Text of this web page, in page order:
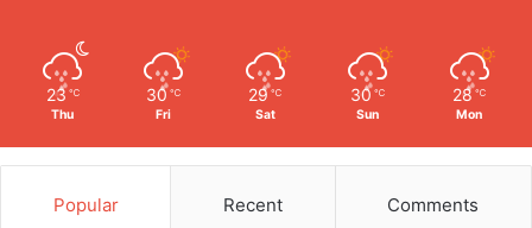
23 ℃
Thu
30 ℃
Fri
29 ℃
Sat
30 ℃
Sun
28 ℃
Mon
Popular Recent Comments